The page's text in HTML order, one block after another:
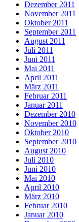
Dezember 2011
November 2011
Oktober 2011
September 2011
August 2011
Juli 2011
Juni 2011
Mai 2011
April 2011
März 2011
Februar 2011
Januar 2011
Dezember 2010
November 2010
Oktober 2010
September 2010
August 2010
Juli 2010
Juni 2010
Mai 2010
April 2010
März 2010
Februar 2010
Januar 2010